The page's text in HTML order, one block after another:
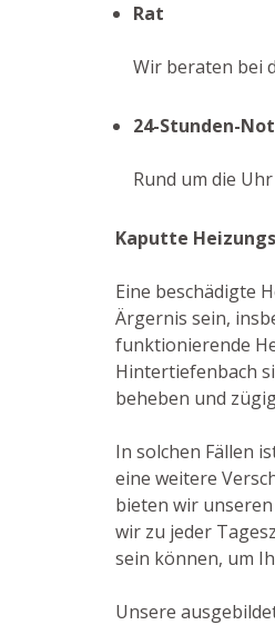
Rat
Wir beraten bei
24-Stunden-
Rund um die
Kaputte
Eine beschädigte
Ärgernis sein,
funktionierende
Hintertiefenbach
beheben und
In solchen Fällen
eine weitere
bieten wir
wir zu jeder
sein können, um
Unsere